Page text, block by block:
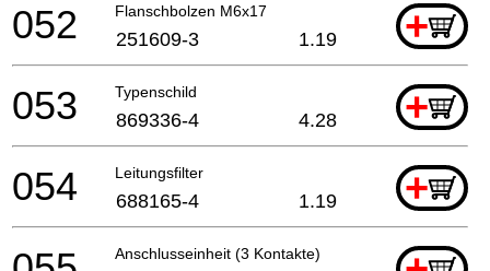
Flanschbolzen M6x17 +
052 251609-3 1.19
Typenschild +
053 869336-4 4.28
Leitungsfilter +
054 688165-4 1.19
Anschlusseinheit (3 Kontakte)